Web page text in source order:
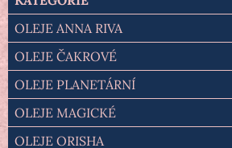
OLEJE ANNA RIVA
OLEJE ČAKROVÉ
OLEJE PLANETÁRNÍ
OLEJE MAGICKÉ
OLEJE ORISHA